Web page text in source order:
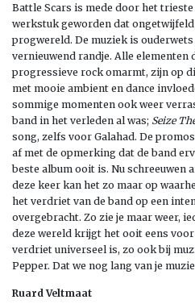
Battle Scars is mede door het
werkstuk geworden dat
progwereld. De muziek is
vernieuwend randje. Alle elementen
progressieve rock omarmt, zijn op
met mooie ambient en dance
sommige momenten ook weer
band in het verleden al was; Seize
song, zelfs voor Galahad. De
af met de opmerking dat de band
beste album ooit is. Nu schreeuwen
deze keer kan het zo maar op
het verdriet van de band op een
overgebracht. Zo zie je maar weer,
deze wereld krijgt het ooit eens
verdriet universeel is, zo ook bij
Pepper. Dat we nog lang van je
Ruard Veltmaat